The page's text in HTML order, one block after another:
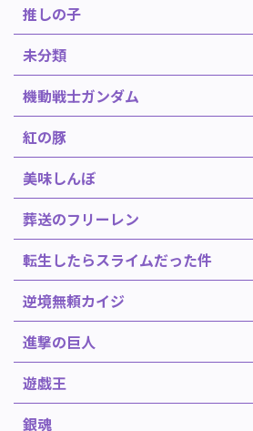
推しの子
未分類
機動戦士ガンダム
紅の豚
美味しんぼ
葬送のフリーレン
転生したらスライムだった件
逆境無頼カイジ
進撃の巨人
遊戯王
銀魂